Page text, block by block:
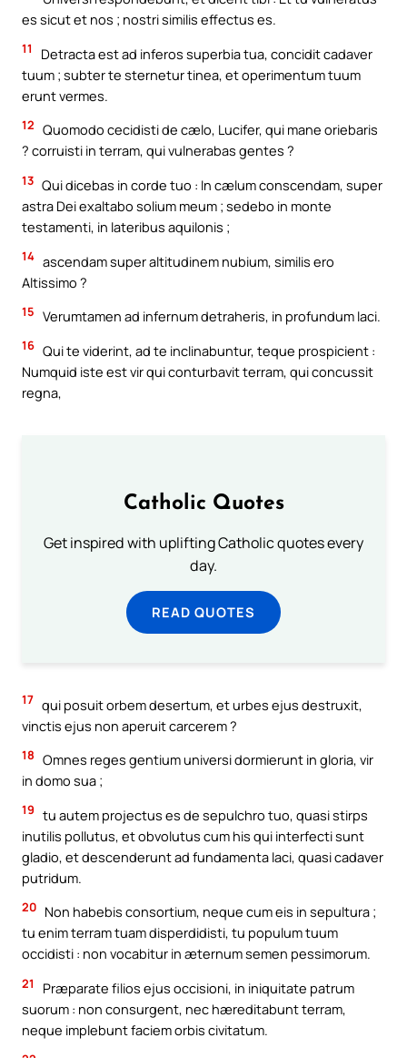
es sicut et nos ; nostri similis effectus es.
11
Detracta est ad inferos superbia tua, concidit cadaver
tuum ; subter te sternetur tinea, et operimentum tuum
erunt vermes.
12 Quomodo cecidisti de cælo, Lucifer, qui mane oriebaris
? corruisti in terram, qui vulnerabas gentes ?
13 Qui dicebas in corde tuo : In cælum conscendam, super
astra Dei exaltabo solium meum ; sedebo in monte
testamenti, in lateribus aquilonis ;
14 ascendam super altitudinem nubium, similis ero
Altissimo ?
15 Verumtamen ad infernum detraheris, in profundum laci.
16 Qui te viderint, ad te inclinabuntur, teque prospicient :
Numquid iste est vir qui conturbavit terram, qui concussit
regna,
Catholic Quotes
Get inspired with uplifting Catholic quotes every
day.
READ QUOTES
17 qui posuit orbem desertum, et urbes ejus destruxit,
vinctis ejus non aperuit carcerem ?
18 Omnes reges gentium universi dormierunt in gloria, vir
in domo sua ;
19 tu autem projectus es de sepulchro tuo, quasi stirps
inutilis pollutus, et obvolutus cum his qui interfecti sunt
gladio, et descenderunt ad fundamenta laci, quasi cadaver
putridum.
20 Non habebis consortium, neque cum eis in sepultura ;
tu enim terram tuam disperdidisti, tu populum tuum
occidisti : non vocabitur in æternum semen pessimorum.
21
Præparate filios ejus occisioni, in iniquitate patrum
suorum : non consurgent, nec hæreditabunt terram,
neque implebunt faciem orbis civitatum.